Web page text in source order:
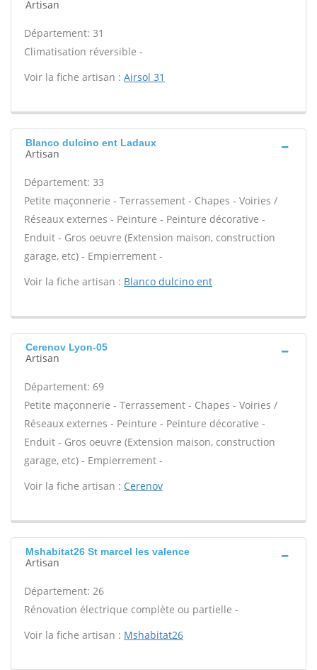
Artisan
Département: 31
Climatisation réversible -
Voir la fiche artisan : Airsol 31
Blanco dulcino ent Ladaux
Artisan
Département: 33
Petite maçonnerie - Terrassement - Chapes - Voiries /
Réseaux externes - Peinture - Peinture décorative -
Enduit - Gros oeuvre (Extension maison, construction
garage, etc) - Empierrement -
Voir la fiche artisan : Blanco dulcino ent
Cerenov Lyon-05
Artisan
Département: 69
Petite maçonnerie - Terrassement - Chapes - Voiries /
Réseaux externes - Peinture - Peinture décorative -
Enduit - Gros oeuvre (Extension maison, construction
garage, etc) - Empierrement -
Voir la fiche artisan : Cerenov
Mshabitat26 St marcel les valence
Artisan
Département: 26
Rénovation électrique complète ou partielle -
Voir la fiche artisan : Mshabitat26